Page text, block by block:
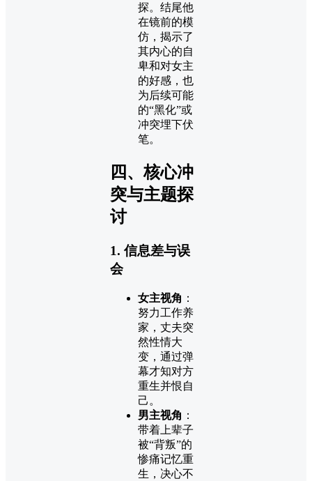
探。结尾他
在镜前的模
仿，揭示了
其内心的自
卑和对女主
的好感，也
为后续可能
的“黑化”或
冲突埋下伏
笔。
四、核心冲
突与主题探
讨
1. 信息差与误
会
女主视角 ：
努力工作养
家，丈夫突
然性情大
变，通过弹
幕才知对方
重生并恨自
己。
男主视角 ：
带着上辈子
被“背叛”的
惨痛记忆重
生，决心不